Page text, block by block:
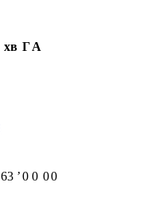
хв ГА
63 ʼ0 0 00